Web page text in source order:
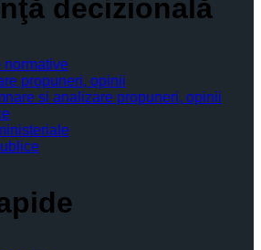
decizională
normative
propuneri, opinii
si analizare propuneri, opinii